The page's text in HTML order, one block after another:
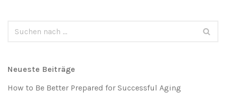
Neueste Beiträge
How to Be Better Prepared for Successful Aging